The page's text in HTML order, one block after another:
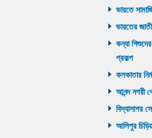
ভারতে
ভারতের
কন্যা
প্রকল্প
কলকাতার
আনন্দ নগরী
বিদ্যাসাগর
আলিপুর